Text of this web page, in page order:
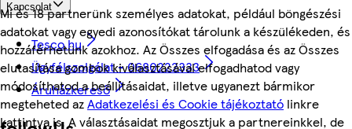
Mi és 18 partnerünk személyes adatokat, például böngészési
adatokat vagy egyedi azonosítókat tárolunk a készülékeden, és
hozzáférhetünk azokhoz. Az Összes elfogadása és az Összes
elutasítása gombok kiválasztásával elfogadhatod vagy
módosíthatod a beállításaidat, illetve ugyanezt bármikor
megteheted azAdatkezelési és Cookie tájékoztató linkre
kattintva is. A választásaidat megosztjuk a partnereinkkel, de
Kapcsolat
Tesco.hu
Ügyfélszolgálat - 0680222333
Áruházkereső